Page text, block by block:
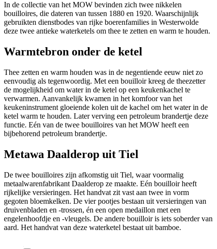
In de collectie van het MOW bevinden zich twee nikkelen
bouilloires, die dateren van tussen 1880 en 1920. Waarschijnlijk
gebruikten dienstbodes van rijke boerenfamilies in Westerwolde
deze twee antieke waterketels om thee te zetten en warm te houden.
Warmtebron onder de ketel
Thee zetten en warm houden was in de negentiende eeuw niet zo
eenvoudig als tegenwoordig. Met een bouilloir kreeg de theezetter
de mogelijkheid om water in de ketel op een keukenkachel te
verwarmen. Aanvankelijk kwamen in het komfoor van het
keukeninstrument gloeiende kolen uit de kachel om het water in de
ketel warm te houden. Later verving een petroleum brandertje deze
functie. Eén van de twee bouilloires van het MOW heeft een
bijbehorend petroleum brandertje.
Metawa Daalderop uit Tiel
De twee bouilloires zijn afkomstig uit Tiel, waar voormalig
metaalwarenfabrikant Daalderop ze maakte. Eén bouilloir heeft
rijkelijke versieringen. Het handvat zit vast aan twee in vorm
gegoten bloemkelken. De vier pootjes bestaan uit versieringen van
druivenbladen en -trossen, én een open medaillon met een
engelenhoofdje en -vleugels. De andere bouilloir is iets soberder van
aard. Het handvat van deze waterketel bestaat uit bamboe.